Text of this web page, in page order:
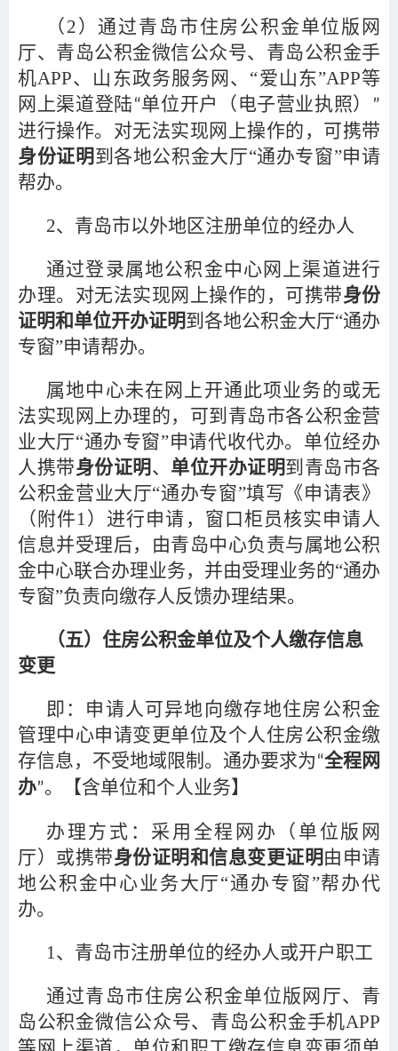
（2）通过青岛市住房公积金单位版网
厅、青岛公积金微信公众号、青岛公积金手
机APP、山东政务服务网、“爱山东”APP等
网上渠道登陆“单位开户（电子营业执照） ”
进行操作。对无法实现网上操作的，可携带
身份证明 到各地公积金大厅“通办专窗”申请
帮办。
2、青岛市以外地区注册单位的经办人
通过登录属地公积金中心网上渠道进行
办理。对无法实现网上操作的，可携带身份
证明和单位开办证明到各地公积金大厅“通办
专窗”申请帮办。
属地中心未在网上开通此项业务的或无
法实现网上办理的，可到青岛市各公积金营
业大厅“通办专窗”申请代收代办。单位经办
人携带身份证明 、 单位开办证明到青岛市各
公积金营业大厅“通办专窗”填写《申请表》
（附件1）进行申请，窗口柜员核实申请人
信息并受理后，由青岛中心负责与属地公积
金中心联合办理业务，并由受理业务的“通办
专窗”负责向缴存人反馈办理结果。
（五）住房公积金单位及个人缴存信息
变更
即：申请人可异地向缴存地住房公积金
管理中心申请变更单位及个人住房公积金缴
存信息，不受地域限制。通办要求为“全程网
办”。【含单位和个人业务】
办理方式：采用全程网办（单位版网
厅）或携带身份证明和信息变更证明 由申请
地公积金中心业务大厅“通办专窗”帮办代
办。
1、青岛市注册单位的经办人或开户职工
通过青岛市住房公积金单位版网厅、青
岛公积金微信公众号、青岛公积金手机APP